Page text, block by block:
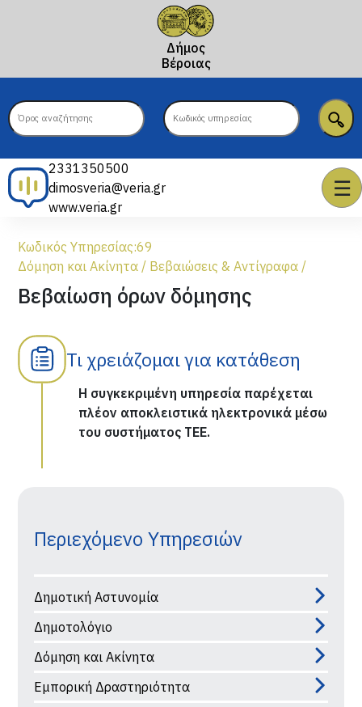
Δήμος
Βέροιας
2331350500
dimosveria@veria.gr
www.veria.gr
☰
Κωδικός Υπηρεσίας:69
Δόμηση και Ακίνητα/ Βεβαιώσεις & Αντίγραφα/
Βεβαίωση όρων δόμησης
Τι χρειάζομαι για κατάθεση
Η συγκεκριμένη υπηρεσία παρέχεται
πλέον αποκλειστικά ηλεκτρονικά μέσω
του συστήματος ΤΕΕ.
Περιεχόμενο Υπηρεσιών
Δημοτική Αστυνομία
Δημοτολόγιο
Δόμηση και Ακίνητα
Εμπορική Δραστηριότητα